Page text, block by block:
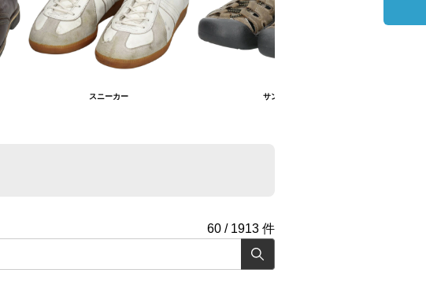
スニーカー サンダル
60 / 1913 件